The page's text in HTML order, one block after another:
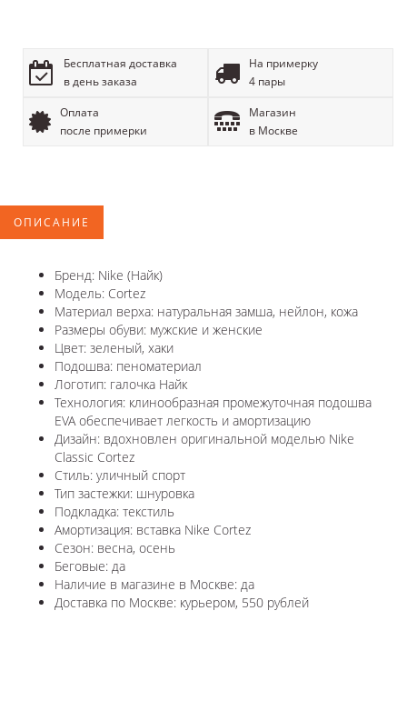
Бесплатная доставка
в день заказа
На примерку
4 пары
Оплата
после примерки
Магазин
в Москве
ОПИСАНИЕ
Бренд: Nike (Найк)
Модель: Cortez
Материал верха: натуральная замша, нейлон, кожа
Размеры обуви: мужские и женские
Цвет: зеленый, хаки
Подошва: пеноматериал
Логотип: галочка Найк
Технология: клинообразная промежуточная подошва
EVA обеспечивает легкость и амортизацию
Дизайн: вдохновлен оригинальной моделью Nike
Classic Cortez
Стиль: уличный спорт
Тип застежки: шнуровка
Подкладка: текстиль
Амортизация: вставка Nike Cortez
Сезон: весна, осень
Беговые: да
Наличие в магазине в Москве: да
Доставка по Москве: курьером, 550 рублей